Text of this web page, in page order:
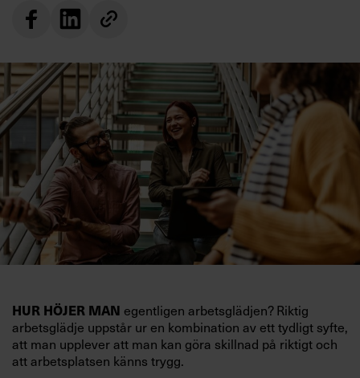
HUR HÖJER MAN egentligen arbetsglädjen? Riktig
arbetsglädje uppstår ur en kombination av ett tydligt syfte,
att man upplever att man kan göra skillnad på riktigt och
att arbetsplatsen känns trygg.